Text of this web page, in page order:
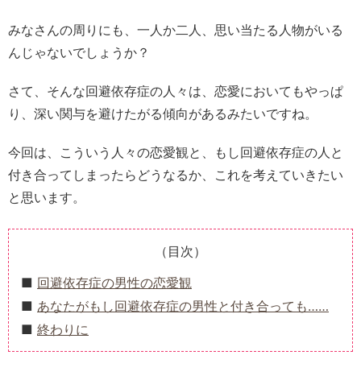
みなさんの周りにも、一人か二人、思い当たる人物がいる
んじゃないでしょうか？
さて、そんな回避依存症の人々は、恋愛においてもやっぱ
り、深い関与を避けたがる傾向があるみたいですね。
今回は、こういう人々の恋愛観と、もし回避依存症の人と
付き合ってしまったらどうなるか、これを考えていきたい
と思います。
（目次）
回避依存症の男性の恋愛観
あなたがもし回避依存症の男性と付き合っても……
終わりに